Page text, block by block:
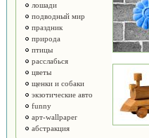
лошади
подводный мир
праздник
природа
птицы
расслабься
цветы
щенки и собаки
экзотические авто
funny
арт-wallpaper
абстракция